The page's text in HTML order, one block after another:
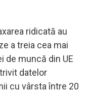
ridicată au
a treia cea mai
de muncă din UE
datelor
cu vârsta între 20